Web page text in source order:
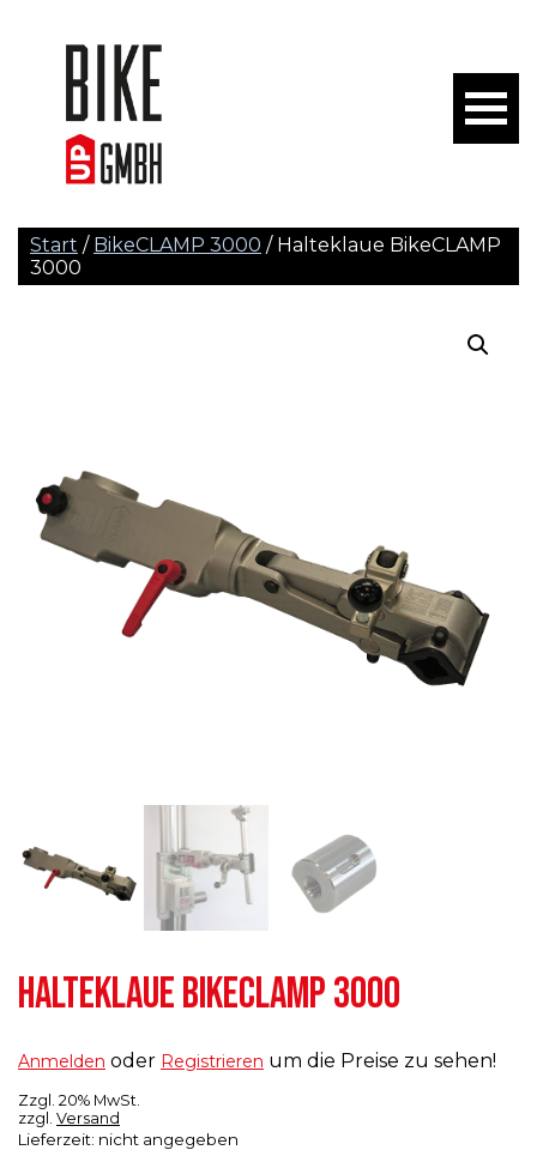
Start / BikeCLAMP 3000 / Halteklaue BikeCLAMP
3000
HALTEKLAUE BIKECLAMP 3000
Anmelden oder Registrieren um die Preise zu sehen!
Zzgl. 20% MwSt.
zzgl. Versand
Lieferzeit: nicht angegeben